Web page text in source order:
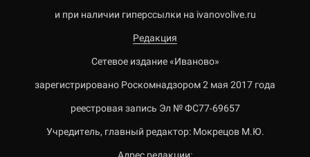
и при наличии гиперссылки на ivanovolive.ru
Редакция
Сетевое издание «Иваново»
зарегистрировано Роскомнадзором 2 мая 2017 года
реестровая запись Эл № ФС77-69657
Учредитель, главный редактор: Мокрецов М.Ю.